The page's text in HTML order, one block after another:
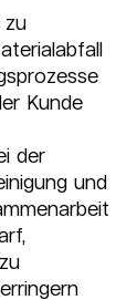
zu
Kunde
der
und